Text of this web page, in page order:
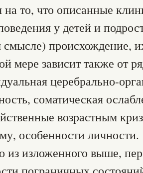
на то, что описанные
у детей и
происхождение,
мере зависит также от
церебрально-
соматическая
возрастным
особенности личности.
из изложенного выше,